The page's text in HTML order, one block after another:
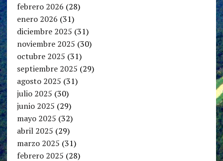
febrero 2026 (28)
enero 2026 (31)
diciembre 2025 (31)
noviembre 2025 (30)
octubre 2025 (31)
septiembre 2025 (29)
agosto 2025 (31)
julio 2025 (30)
junio 2025 (29)
mayo 2025 (32)
abril 2025 (29)
marzo 2025 (31)
febrero 2025 (28)